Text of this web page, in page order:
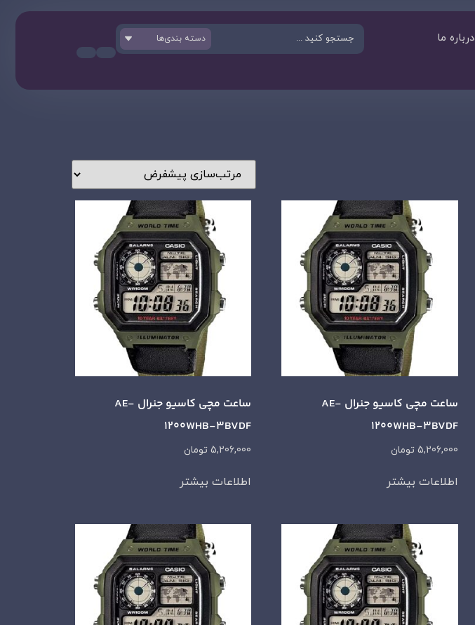
درباره ما دسته بندی‌ها
ساعت مچی کاسیو جنرال AE-
1200WHB-3BVDF
5,206,000 تومان
اطلاعات بیشتر
ساعت مچی کاسیو جنرال AE-
1200WHB-3BVDF
5,206,000 تومان
اطلاعات بیشتر